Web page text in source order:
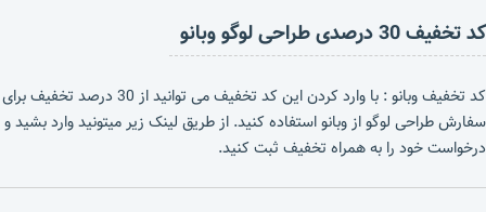
کد تخفیف 30 درصدی طراحی لوگو وبانو
کد تخفیف وبانو : با وارد کردن این کد تخفیف می توانید از 30 درصد تخفیف برای
سفارش طراحی لوگو از وبانو استفاده کنید. از طریق لینک زیر میتونید وارد بشید و
درخواست خود را به همراه تخفیف ثبت کنید.